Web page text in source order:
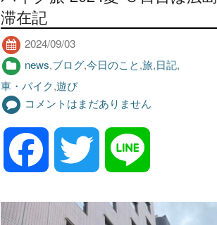
滞在記
2024/09/03
news,ブログ,今日のこと,旅,日記,
車・バイク,遊び
コメントはまだありません